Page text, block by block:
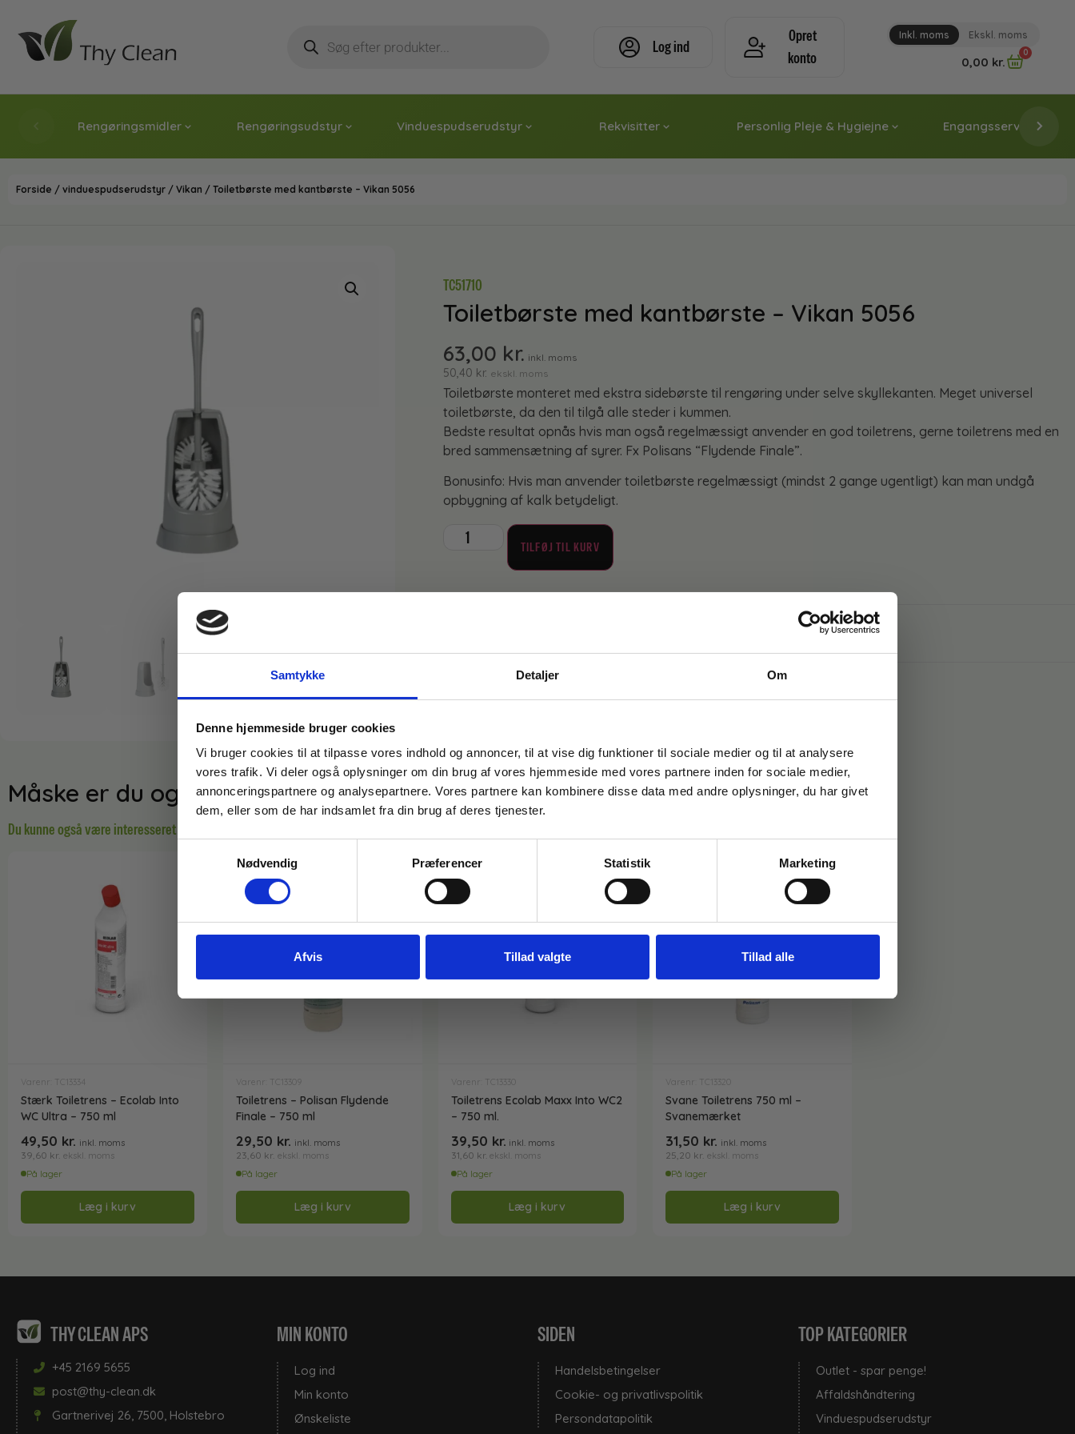
Samtykke Detaljer Om
Denne hjemmeside bruger cookies
Vi bruger cookies til at tilpasse vores indhold og annoncer, til at vise dig funktioner til sociale medier og til at analysere
vores trafik. Vi deler også oplysninger om din brug af vores hjemmeside med vores partnere inden for sociale medier,
annonceringspartnere og analysepartnere. Vores partnere kan kombinere disse data med andre oplysninger, du har givet
dem, eller som de har indsamlet fra din brug af deres tjenester.
Nødvendig
Præferencer Statistik Marketing
Afvis Tillad valgte Tillad alle
Log ind
Opret
konto
Inkl. moms Ekskl. moms
0,00 kr.
0
Rengøringsmidler Rengøringsudstyr Vinduespudserudstyr Rekvisitter Personlig Pleje & Hygiejne Engangsservice &
Forside / vinduespudserudstyr / Vikan / Toiletbørste med kantbørste – Vikan 5056
TC51710
Toiletbørste med kantbørste – Vikan 5056
63,00 kr. inkl. moms
50,40 kr. ekskl. moms
Toiletbørste monteret med ekstra sidebørste til rengøring under selve skyllekanten. Meget universel
toiletbørste, da den til tilgå alle steder i kummen.
Bedste resultat opnås hvis man også regelmæssigt anvender en god toiletrens, gerne toiletrens med en
bred sammensætning af syrer. Fx Polisans “Flydende Finale”.
Bonusinfo: Hvis man anvender toiletbørste regelmæssigt (mindst 2 gange ugentligt) kan man undgå
opbygning af kalk betydeligt.
TILFØJ TIL KURV
Måske er du også interesseret i følgende produkter:
Du kunne også være interesseret i…
Varenr: TC13334
Stærk Toiletrens – Ecolab Into
WC Ultra – 750 ml
49,50 kr. inkl. moms
39,60 kr. ekskl. moms
På lager
Læg i kurv
Varenr: TC13309
Toiletrens – Polisan Flydende
Finale – 750 ml
29,50 kr. inkl. moms
23,60 kr. ekskl. moms
På lager
Læg i kurv
Varenr: TC13330
Toiletrens Ecolab Maxx Into WC2
– 750 ml.
39,50 kr. inkl. moms
31,60 kr. ekskl. moms
På lager
Læg i kurv
Varenr: TC13320
Svane Toiletrens 750 ml –
Svanemærket
31,50 kr. inkl. moms
25,20 kr. ekskl. moms
På lager
Læg i kurv
THY CLEAN APS
+45 2169 5655
post@thy-clean.dk
Gartnerivej 26, 7500, Holstebro
MIN KONTO
Log ind
Min konto
Ønskeliste
SIDEN
Handelsbetingelser
Cookie- og privatlivspolitik
Persondatapolitik
TOP KATEGORIER
Outlet - spar penge!
Affaldshåndtering
Vinduespudserudstyr
Gem den, før den forsvinder!
Email